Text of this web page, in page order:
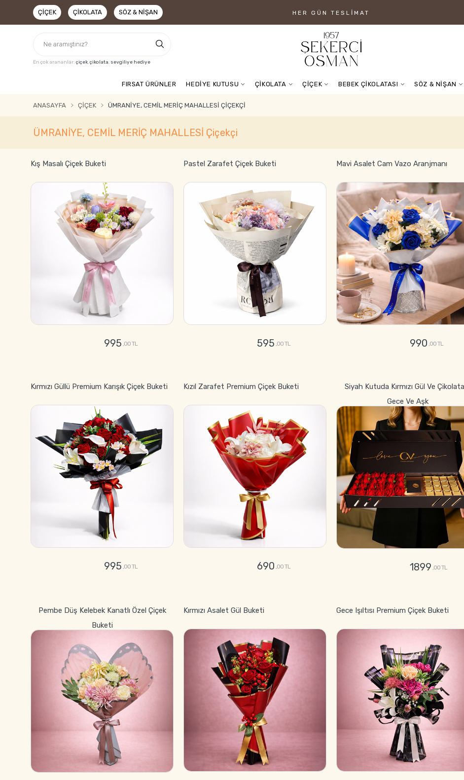
ÇIÇEK ÇIKOLATA SÖZ & NIŞAN HER GÜN TESLIMAT
En çok arananlar: çiçek,çikolata, sevgiliye hediye
FIRSAT ÜRÜNLER HEDİYE KUTUSU ÇİKOLATA ÇİÇEK BEBEK ÇİKOLATASI SÖZ & NİŞAN
ANASAYFA ÇIÇEK ÜMRANİYE, CEMİL MERİÇ MAHALLESİ ÇIÇEKÇI
ÜMRANİYE, CEMİL MERİÇ MAHALLESİ Çiçekçi
Kış Masalı Çiçek Buketi
995 ,00 TL
Pastel Zarafet Çiçek Buketi
595 ,00 TL
Mavi Asalet Cam Vazo Aranjmanı
990 ,00 TL
Kırmızı Güllü Premium Karışık Çiçek Buketi
995 ,00 TL
Kızıl Zarafet Premium Çiçek Buketi
690 ,00 TL
Siyah Kutuda Kırmızı Gül Ve
Gece Ve Aşk
1899 ,00 TL
Pembe Düş Kelebek Kanatlı Özel Çiçek
Buketi
Kırmızı Asalet Gül Buketi Gece Işıltısı Premium Çiçek Buketi